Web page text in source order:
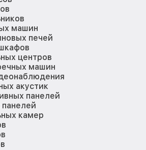
машин
печей
центров
машин
акустик
панелей
камер